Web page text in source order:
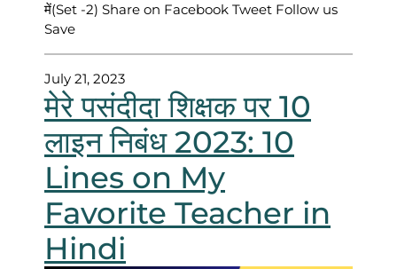
में(Set -2) Share on Facebook Tweet Follow us
Save
July 21, 2023
मेरे पसंदीदा शिक्षक पर 10
लाइन निबंध 2023: 10
Lines on My
Favorite Teacher in
Hindi